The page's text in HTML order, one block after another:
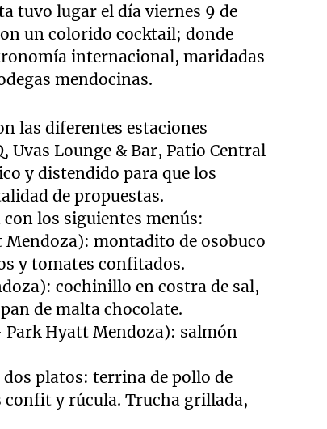
tuvo lugar el día viernes 9 de
un colorido cocktail; donde
internacional, maridadas
mendocinas.
las diferentes estaciones
Uvas Lounge & Bar, Patio Central
y distendido para que los
de propuestas.
los siguientes menús:
montadito de osobuco
y tomates confitados.
cochinillo en costra de sal,
de malta chocolate.
Park Hyatt Mendoza): salmón
platos: terrina de pollo de
confit y rúcula. Trucha grillada,